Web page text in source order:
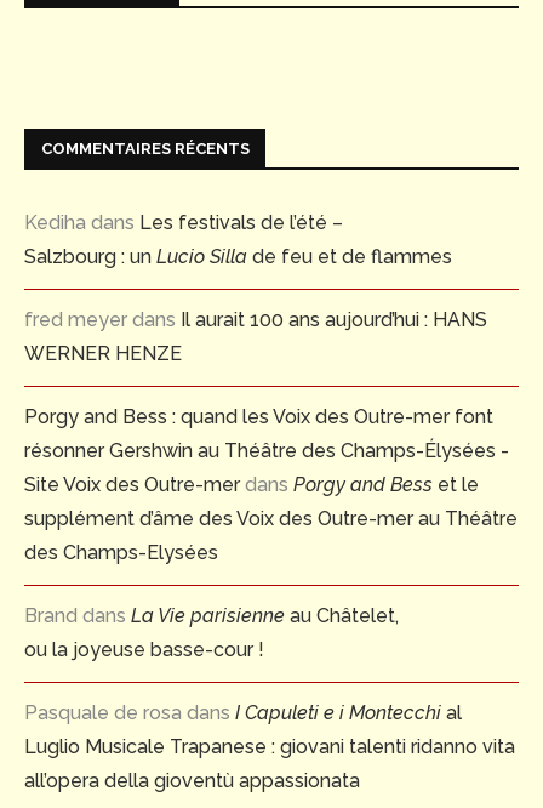
COMMENTAIRES RÉCENTS
Kediha dans Les festivals de l’été –
Salzbourg : un Lucio Silla de feu et de flammes
fred meyer dans Il aurait 100 ans aujourd’hui : HANS
WERNER HENZE
Porgy and Bess : quand les Voix des Outre-mer font
résonner Gershwin au Théâtre des Champs-Élysées -
Site Voix des Outre-merdans Porgy and Bess et le
supplément d’âme des Voix des Outre-mer au Théâtre
des Champs-Elysées
Brand dans La Vie parisienne au Châtelet,
ou la joyeuse basse-cour !
Pasquale de rosa dans I Capuleti e i Montecchi al
Luglio Musicale Trapanese : giovani talenti ridanno vita
all’opera della gioventù appassionata